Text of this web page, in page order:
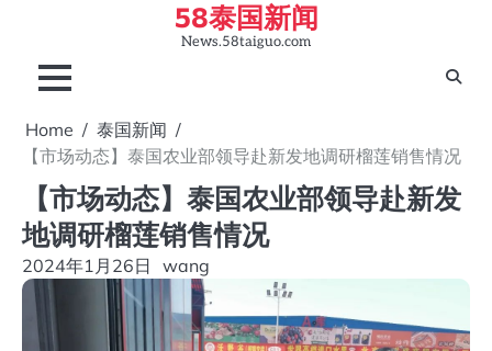
content
58泰国新闻
News.58taiguo.com
Home
泰国新闻
【市场动态】泰国农业部领导赴新发地调研榴莲销售情况
【市场动态】泰国农业部领导赴新发
地调研榴莲销售情况
2024年1月26日 wang